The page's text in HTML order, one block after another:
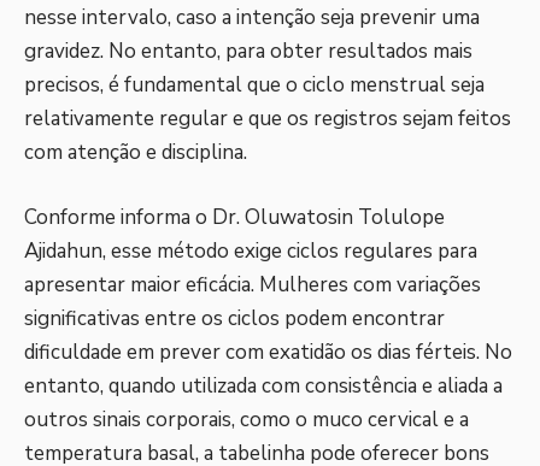
nesse intervalo, caso a intenção seja prevenir uma
gravidez. No entanto, para obter resultados mais
precisos, é fundamental que o ciclo menstrual seja
relativamente regular e que os registros sejam feitos
com atenção e disciplina.
Conforme informa o Dr. Oluwatosin Tolulope
Ajidahun, esse método exige ciclos regulares para
apresentar maior eficácia. Mulheres com variações
significativas entre os ciclos podem encontrar
dificuldade em prever com exatidão os dias férteis. No
entanto, quando utilizada com consistência e aliada a
outros sinais corporais, como o muco cervical e a
temperatura basal, a tabelinha pode oferecer bons